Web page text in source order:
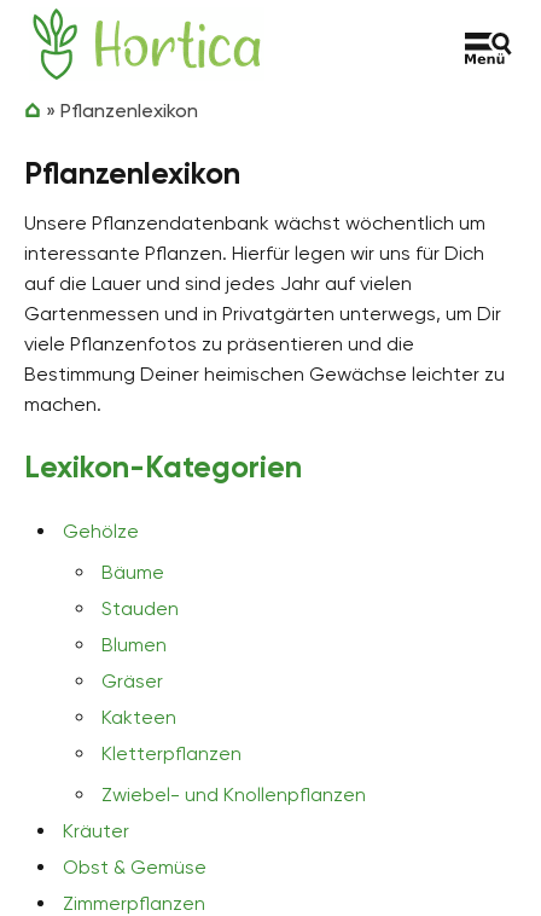
Zum Inhalt springen
Hortica
» Pflanzenlexikon
Pflanzenlexikon
Unsere Pflanzendatenbank wächst wöchentlich um
interessante Pflanzen. Hierfür legen wir uns für Dich
auf die Lauer und sind jedes Jahr auf vielen
Gartenmessen und in Privatgärten unterwegs, um Dir
viele Pflanzenfotos zu präsentieren und die
Bestimmung Deiner heimischen Gewächse leichter zu
machen.
Lexikon-Kategorien
Gehölze
Bäume
Stauden
Blumen
Gräser
Kakteen
Kletterpflanzen
Zwiebel- und Knollenpflanzen
Kräuter
Obst & Gemüse
Zimmerpflanzen